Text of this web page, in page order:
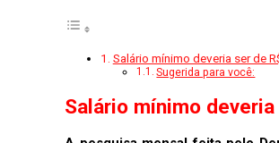
Salário mínimo deveria ser de
Sugerida para você:
Salário mínimo